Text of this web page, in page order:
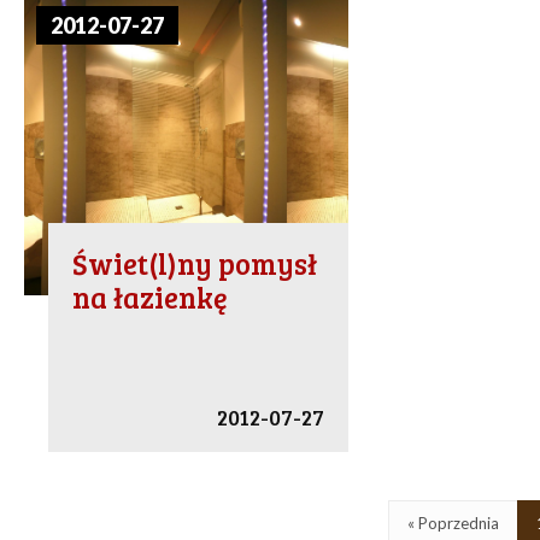
2012-07-27
Świet(l)ny pomysł
na łazienkę
2012-07-27
« Poprzednia